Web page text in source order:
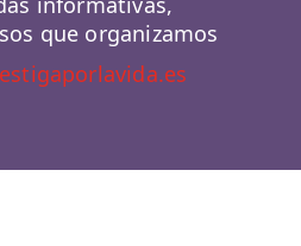
que organizamos